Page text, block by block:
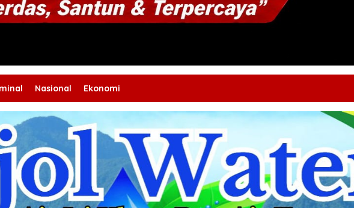
Nasional Ekonomi